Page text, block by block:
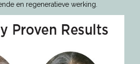
en regeneratieve werking.